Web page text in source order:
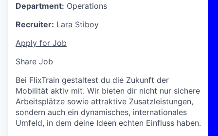
Department: Operations
Recruiter: Lara Stiboy
Apply for Job
Share Job
Bei FlixTrain gestaltest du die Zukunft der
Mobilität aktiv mit. Wir bieten dir nicht nur sichere
Arbeitsplätze sowie attraktive Zusatzleistungen,
sondern auch ein dynamisches, internationales
Umfeld, in dem deine Ideen echten Einfluss haben.